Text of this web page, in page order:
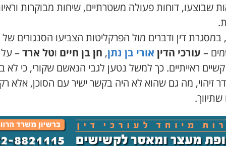
שבוצעו, דוחות פעולה משטרתיים, שיחות מבוקרות
במסגרת דין ודברים מול הפרקליטות הצביעו הסנגורים של
– עורכי הדין אורי בן נתן, חן בן חיים וטל ארד– על
ראייתיים. כך למשל נטען לגבי הנאשם שקורי, כי לא
זיהוי, מה גם שהוא לא היה בקשר ישיר עם הסוכן, אלא